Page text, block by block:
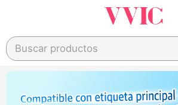
Buscar productos